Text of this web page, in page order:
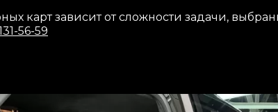
карт зависит от сложности задачи,
56-59